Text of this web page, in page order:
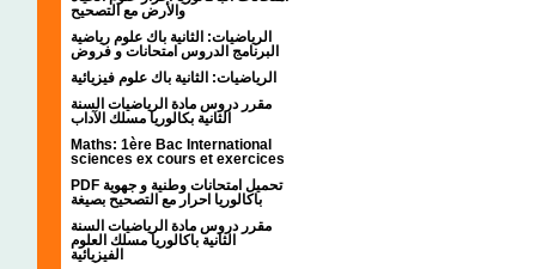
والأرض مع التصحيح
الرياضيات: الثانية باك علوم رياضية
البرنامج الدروس امتحانات و فروض
الرياضيات: الثانية باك علوم فيزيائية
مقرر دروس مادة الرياضيات السنة
الثانية بكالوريا مسلك الآداب
Maths: 1ère Bac International
sciences ex cours et exercices
PDF تحميل امتحانات وطنية و جهوية
باكالوريا احرار مع التصحيح بصيغة
مقرر دروس مادة الرياضيات السنة
الثانية باكالوريا مسلك العلوم
الفيزيائية